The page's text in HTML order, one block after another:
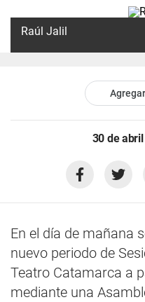
Raúl Jalil
30 de
En el día de mañana
nuevo periodo de
Teatro Catamarca a
mediante una